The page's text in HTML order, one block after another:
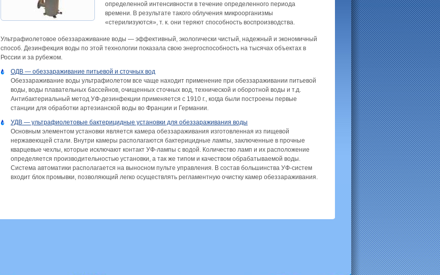
определенной интенсивности в течение определенного периода
времени. В результате такого облучения микроорганизмы
«стерилизуются», т. к. они теряют способность воспроизводства.
Ультрафиолетовое обеззараживание воды — эффективный, экологически чистый, надежный и экономичный
способ. Дезинфекция воды по этой технологии показала свою энергоспособность на тысячах объектах в
России и за рубежом.
ОДВ — обеззараживание питьевой и сточных вод
Обеззараживание воды ультрафиолетом все чаще находит применение при обеззараживании питьевой
воды, воды плавательных бассейнов, очищенных сточных вод, технической и оборотной воды и т.д.
Антибактериальный метод УФ-дезинфекции применяется с 1910 г., когда были построены первые
станции для обработки артезианской воды во Франции и Германии.
УДВ — ультрафиолетовые бактерицидные установки для обеззараживания воды
Основным элементом установки является камера обеззараживания изготовленная из пищевой
нержавеющей стали. Внутри камеры располагаются бактерицидные лампы, заключенные в прочные
кварцевые чехлы, которые исключают контакт УФ-лампы с водой. Количество ламп и их расположение
определяется производительностью установки, а так же типом и качеством обрабатываемой воды.
Система автоматики располагается на выносном пульте управления. В состав большинства УФ-систем
входит блок промывки, позволяющий легко осуществлять регламентную очистку камер обеззараживания.